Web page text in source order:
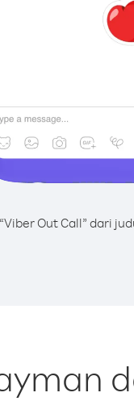
Out Call” dari